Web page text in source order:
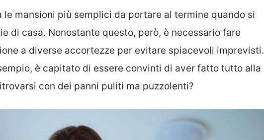
le mansioni più semplici da portare al termine quando si
di casa. Nonostante questo, però, è necessario fare
a diverse accortezze per evitare spiacevoli imprevisti.
è capitato di essere convinti di aver fatto tutto alla
con dei panni puliti ma puzzolenti?